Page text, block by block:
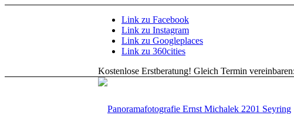
Link zu Facebook
Link zu Instagram
Link zu Googleplaces
Link zu 360cities
Kostenlose Erstberatung! Gleich Termin